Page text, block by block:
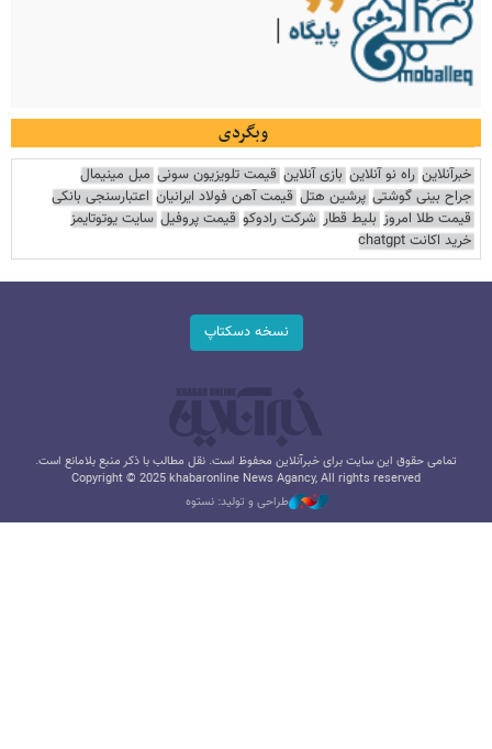
وبگردی
خبرآنلاین راه نو آنلاین بازی آنلاین قیمت تلویزیون سونی مبل مینیمال
جراح بینی گوشتی پرشین هتل قیمت آهن فولاد ایرانیان اعتبارسنجی بانکی
قیمت طلا امروز بلیط قطار شرکت رادوکو قیمت پروفیل سایت یوتوتایمز
خرید اکانت chatgpt
نسخه دسکتاپ
تمامی حقوق این سایت برای خبرآنلاین محفوظ است. نقل مطالب با ذکر منبع بلامانع است.
Copyright © 2025 khabaronline News Agancy, All rights reserved
طراحی و تولید: نستوه